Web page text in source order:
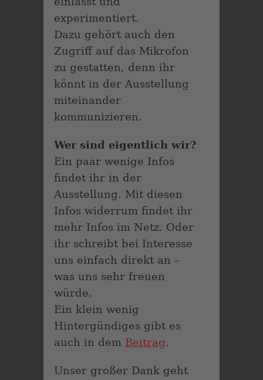
experimentiert.
Dazu gehört auch den
Zugriff auf das Mikrofon
zu gestatten, denn ihr
könnt in der Ausstellung
miteinander
kommunizieren.
Wer sind eigentlich wir?
Ein paar wenige Infos
findet ihr in der
Ausstellung. Mit diesen
Infos widerrum findet ihr
mehr Infos im Netz. Oder
ihr schreibt bei Interesse
uns einfach direkt an –
was uns sehr freuen
würde.
Ein klein wenig
Hintergündiges gibt es
auch in dem Beitrag.
Unser großer Dank geht